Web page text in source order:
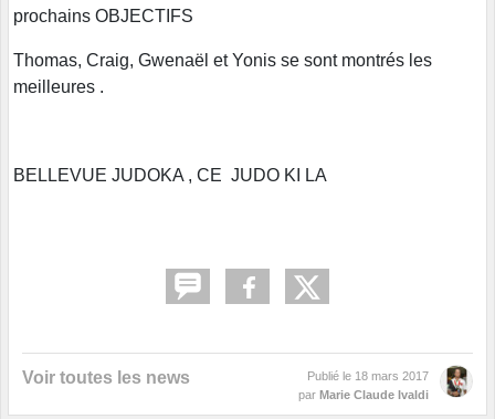
prochains OBJECTIFS
Thomas, Craig, Gwenaël et Yonis se sont montrés les
meilleures .
BELLEVUE JUDOKA , CE JUDO KI LA
Voir toutes les news Publié le 18 mars 2017
par Marie Claude Ivaldi